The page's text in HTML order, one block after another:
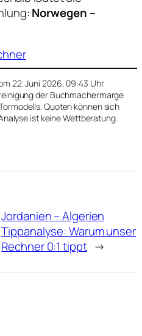
Norwegen –
22. Juni 2026, 09:43 Uhr.
der Buchmachermarge
Quoten können sich
ist keine Wettberatung.
Jordanien – Algerien
Tippanalyse: Warum unser
Rechner 0:1 tippt →